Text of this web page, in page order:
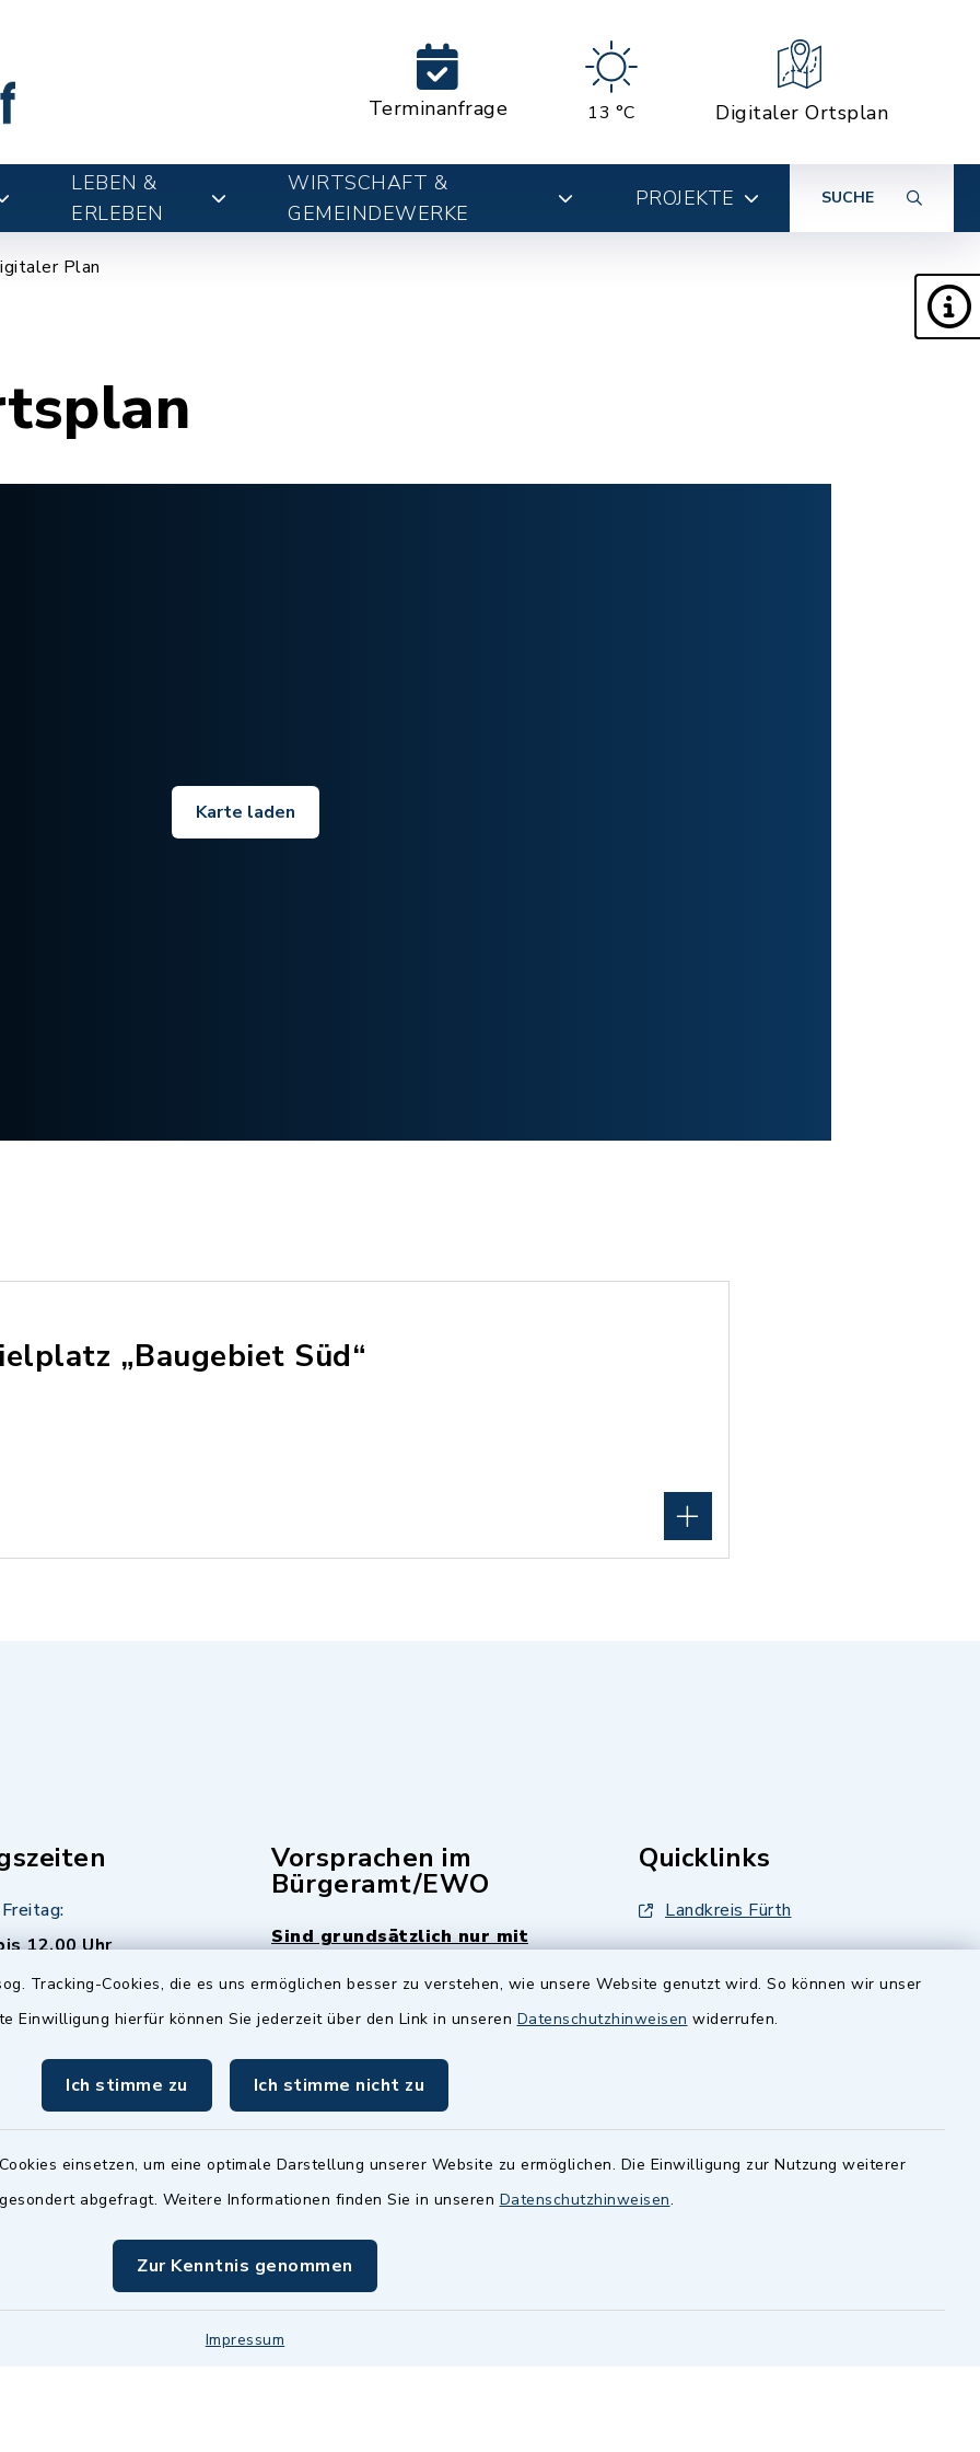
Tracking-Cookies, die es uns ermöglichen besser zu verstehen, wie unsere Website genutzt wird. So können wir unser
Einwilligung hierfür können Sie jederzeit über den Link in unseren Datenschutzhinweisen widerrufen.
Ich stimme zu Ich stimme nicht zu
einsetzen, um eine optimale Darstellung unserer Website zu ermöglichen. Die Einwilligung zur Nutzung weiterer
abgefragt. Weitere Informationen finden Sie in unseren Datenschutzhinweisen.
Zur Kenntnis genommen
Impressum
Terminanfrage 13 °C Digitaler Ortsplan
LEBEN &
ERLEBEN
WIRTSCHAFT &
GEMEINDEWERKE
PROJEKTE SUCHE
Plan
Karte laden
„Baugebiet Süd“
12.00 Uhr
Uhr - allerdings
Termine sind
fragen Sie den
Sachbearbeiter)
Vorsprachen im
Bürgeramt/EWO
Sind grundsätzlich nur mit
Mittwochs geschlossen.
Quicklinks
Landkreis Fürth